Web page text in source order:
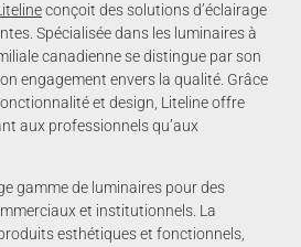
conçoit des solutions d’éclairage
Spécialisée dans les luminaires à
canadienne se distingue par son
engagement envers la qualité. Grâce
et design, Liteline offre
aux professionnels qu’aux
gamme de luminaires pour des
et institutionnels. La
esthétiques et fonctionnels,